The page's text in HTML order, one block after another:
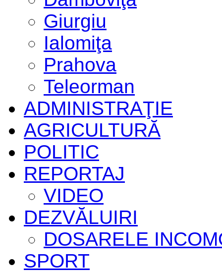
Giurgiu
Ialomiţa
Prahova
Teleorman
ADMINISTRAŢIE
AGRICULTURĂ
POLITIC
REPORTAJ
VIDEO
DEZVĂLUIRI
DOSARELE
SPORT